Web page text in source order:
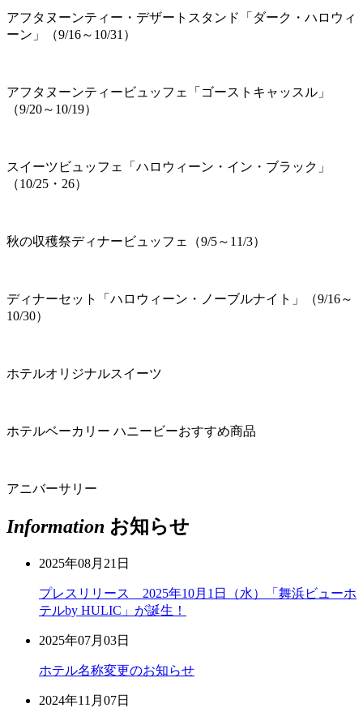
アフタヌーンティー・デザートスタンド「ダーク・ハロウィ
ーン」（9/16～10/31）
アフタヌーンティービュッフェ「ゴーストキャッスル」
（9/20～10/19）
スイーツビュッフェ「ハロウィーン・イン・ブラック」
（10/25・26）
秋の収穫祭ディナービュッフェ（9/5～11/3）
ディナーセット「ハロウィーン・ノーブルナイト」（9/16～
10/30）
ホテルオリジナルスイーツ
ホテルベーカリー ハニービーおすすめ商品
アニバーサリー
Information お知らせ
2025年08月21日
プレスリリース 2025年10月1日（水）「舞浜ビューホ
テルby HULIC」が誕生！
2025年07月03日
ホテル名称変更のお知らせ
2024年11月07日